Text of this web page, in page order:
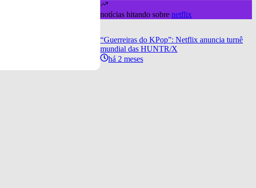
notícias hitando sobre netflix
“Guerreiras do KPop”: Netflix anuncia turnê
mundial das HUNTR/X
há 2 meses